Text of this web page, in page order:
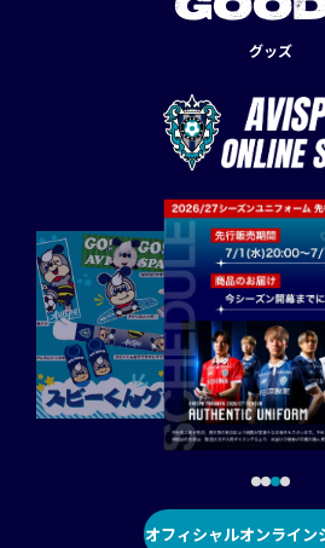
グッズ
オフィシャルオンライン